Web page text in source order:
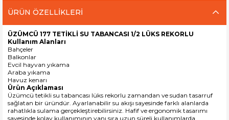
ÜRÜN ÖZELLIKLERI
ÜZÜMCÜ 177 TETİKLİ SU TABANCASI 1/2 LÜKS REKORLU
Kullanım Alanları
Bahçeler
Balkonlar
Evcil hayvan yıkama
Araba yıkama
Havuz kenarı
Ürün Açıklaması
Üzümcü tetikli su tabancası lüks rekorlu zamandan ve sudan tasarruf
sağlatan bir üründür. Ayarlanabilir su akışı sayesinde farklı alanlarda
rahatlıkla sulama gerçekleştirebilirsiniz. Hafif ve ergonomik tasarımı
sayesinde kolay kullanımının yanı sıra uzun süreli kullanımlarda